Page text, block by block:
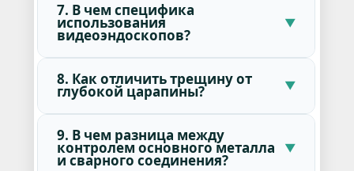
7. В чем специфика
использования
видеоэндоскопов?
8. Как отличить трещину от
глубокой царапины?
9. В чем разница между
контролем основного металла
и сварного соединения?